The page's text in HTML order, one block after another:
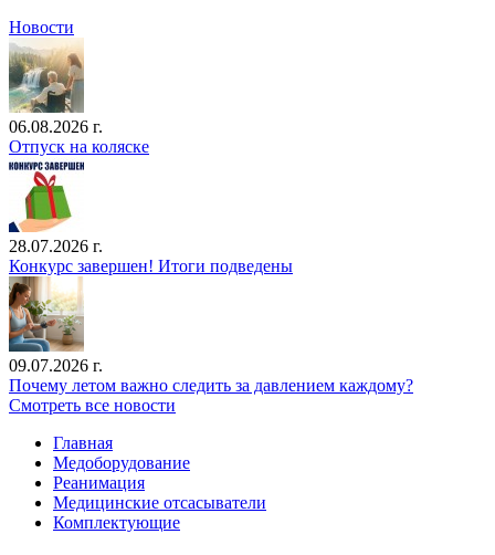
Новости
06.08.2026 г.
Отпуск на коляске
28.07.2026 г.
Конкурс завершен! Итоги подведены
09.07.2026 г.
Почему летом важно следить за давлением каждому?
Смотреть все новости
Главная
Медоборудование
Реанимация
Медицинские отсасыватели
Комплектующие